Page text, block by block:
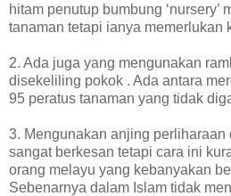
hitam penutup bumbung ‘nursery’
tanaman tetapi ianya memerlukan
2. Ada juga yang mengunakan
disekeliling pokok . Ada antara
95 peratus tanaman yang tidak
3. Mengunakan anjing perliharaan
sangat berkesan tetapi cara ini
orang melayu yang kebanyakan
Sebenarnya dalam Islam tidak